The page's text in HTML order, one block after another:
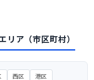
リア（市区町村）
西区
港区